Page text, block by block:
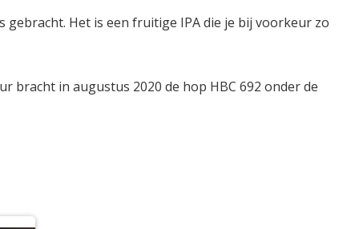
gebracht. Het is een fruitige IPA die je bij voorkeur zo
bracht in augustus 2020 de hop HBC 692 onder de